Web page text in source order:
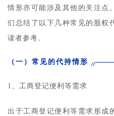
情形亦可能涉及其他的关注点
们总结了以下几种常见的股权
读者参考。
（一）常见的代持情形
1、工商登记便利等需求
出于工商登记便利等需求形成